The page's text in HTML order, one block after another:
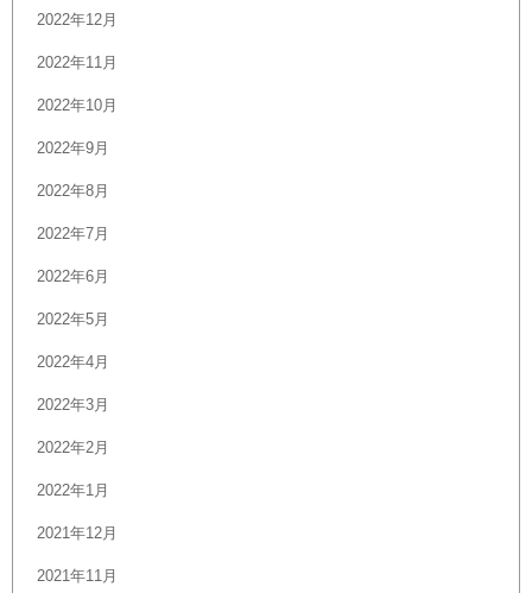
2022年12月
2022年11月
2022年10月
2022年9月
2022年8月
2022年7月
2022年6月
2022年5月
2022年4月
2022年3月
2022年2月
2022年1月
2021年12月
2021年11月